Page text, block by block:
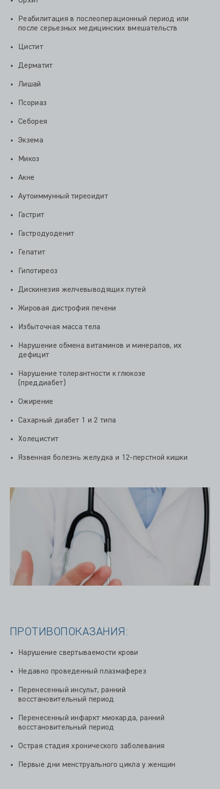
Реабилитация в послеоперационный период или
после серьезных медицинских вмешательств
Цистит
Дерматит
Лишай
Псориаз
Себорея
Экзема
Микоз
Акне
Аутоиммунный тиреоидит
Гастрит
Гастродуоденит
Гепатит
Гипотиреоз
Дискинезия желчевыводящих путей
Жировая дистрофия печени
Избыточная масса тела
Нарушение обмена витаминов и минералов, их
дефицит
Нарушение толерантности к глюкозе
(преддиабет)
Ожирение
Сахарный диабет 1 и 2 типа
Холецистит
Язвенная болезнь желудка и 12-перстной кишки
ПРОТИВОПОКАЗАНИЯ:
Нарушение свертываемости крови
Недавно проведенный плазмаферез
Перенесенный инсульт, ранний
восстановительный период
Перенесенный инфаркт миокарда, ранний
восстановительный период
Острая стадия хронического заболевания
Первые дни менструального цикла у женщин